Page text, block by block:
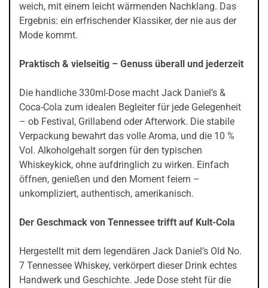
weich, mit einem leicht wärmenden Nachklang. Das
Ergebnis: ein erfrischender Klassiker, der nie aus der
Mode kommt.
Praktisch & vielseitig – Genuss überall und jederzeit
Die handliche 330ml-Dose macht Jack Daniel’s &
Coca-Cola zum idealen Begleiter für jede Gelegenheit
– ob Festival, Grillabend oder Afterwork. Die stabile
Verpackung bewahrt das volle Aroma, und die 10 %
Vol. Alkoholgehalt sorgen für den typischen
Whiskeykick, ohne aufdringlich zu wirken. Einfach
öffnen, genießen und den Moment feiern –
unkompliziert, authentisch, amerikanisch.
Der Geschmack von Tennessee trifft auf Kult-Cola
Hergestellt mit dem legendären Jack Daniel’s Old No.
7 Tennessee Whiskey, verkörpert dieser Drink echtes
Handwerk und Geschichte. Jede Dose steht für die